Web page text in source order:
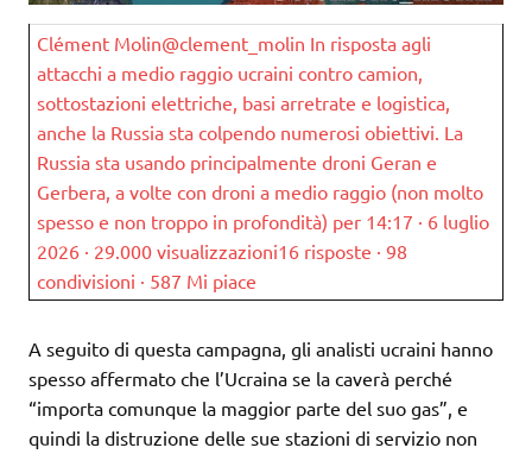
Clément Molin@clement_molin In risposta agli
attacchi a medio raggio ucraini contro camion,
sottostazioni elettriche, basi arretrate e logistica,
anche la Russia sta colpendo numerosi obiettivi. La
Russia sta usando principalmente droni Geran e
Gerbera, a volte con droni a medio raggio (non molto
spesso e non troppo in profondità) per 14:17 · 6 luglio
2026 · 29.000 visualizzazioni16 risposte · 98
condivisioni · 587 Mi piace
A seguito di questa campagna, gli analisti ucraini hanno
spesso affermato che l’Ucraina se la caverà perché
“importa comunque la maggior parte del suo gas”, e
quindi la distruzione delle sue stazioni di servizio non